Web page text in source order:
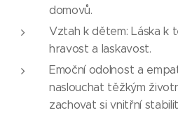
domovů.
Vztah k dětem: Láska k
hravost a laskavost.
Emoční odolnost a
naslouchat těžkým
zachovat si vnitřní